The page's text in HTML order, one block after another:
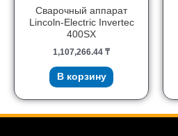
Сварочный аппарат
Lincoln-Electric Invertec
400SX
1,107,266.44 ₸
В корзину